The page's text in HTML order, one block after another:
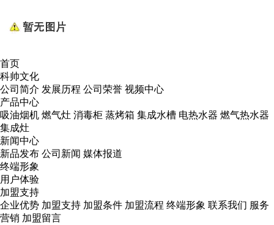
首页
科帅文化
公司简介 发展历程 公司荣誉 视频中心
产品中心
吸油烟机 燃气灶 消毒柜 蒸烤箱 集成水槽 电热水器 燃气热水器
集成灶
新闻中心
新品发布 公司新闻 媒体报道
终端形象
用户体验
加盟支持
企业优势 加盟支持 加盟条件 加盟流程 终端形象 联系我们 服务
营销 加盟留言